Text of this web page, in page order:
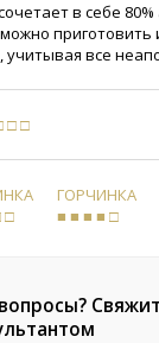
в себе
приготовить
все
□ □
□
ГОРЧИНКА
■ ■ ■ ■ □